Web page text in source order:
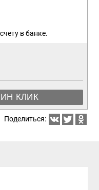
в банке.
КЛИК
Поделиться: